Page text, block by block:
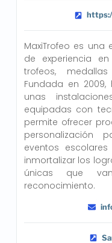
MaxiTrofeo es
de experiencia
trofeos,
Fundada en
unas
equipadas con
permite ofrecer
personalización
eventos
inmortalizar los
únicas que
reconocimiento.